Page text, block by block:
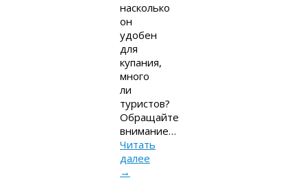
насколько
он
удобен
для
купания,
много
ли
туристов?
Обращайте
внимание…
Читать
далее
→